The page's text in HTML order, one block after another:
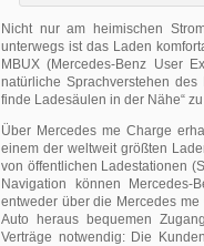
Nicht nur am heimischen
unterwegs ist das Laden
MBUX (Mercedes-Benz User
natürliche Sprachverstehen
finde Ladesäulen in der Nähe“
Über Mercedes me Charge
einem der weltweit größten
von öffentlichen Ladestationen
Navigation können
entweder über die Mercedes
Auto heraus bequemen
Verträge notwendig: Die